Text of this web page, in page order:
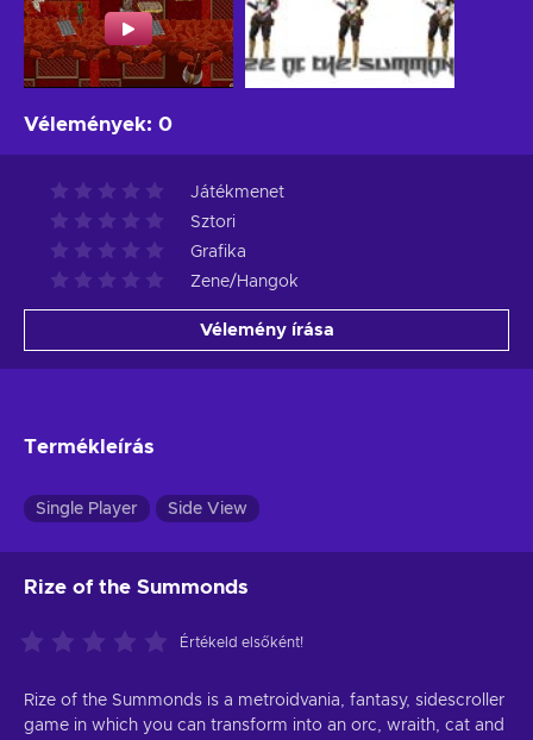
Vélemények: 0
Játékmenet
Sztori
Grafika
Zene/Hangok
Vélemény írása
Termékleírás
Single Player Side View
Rize of the Summonds
Értékeld elsőként!
Rize of the Summonds is a metroidvania, fantasy, sidescroller
game in which you can transform into an orc, wraith, cat and